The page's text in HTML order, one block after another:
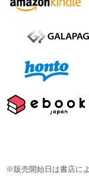
※販売開始日は書店に